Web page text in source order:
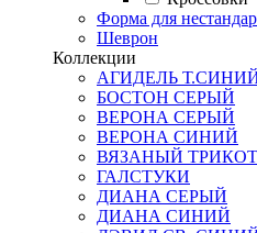
Форма для
Шеврон
Коллекции
АГИДЕЛЬ
БОСТОН СЕРЫЙ
ВЕРОНА СЕРЫЙ
ВЕРОНА СИНИЙ
ВЯЗАНЫЙ
ГАЛСТУКИ
ДИАНА СЕРЫЙ
ДИАНА СИНИЙ